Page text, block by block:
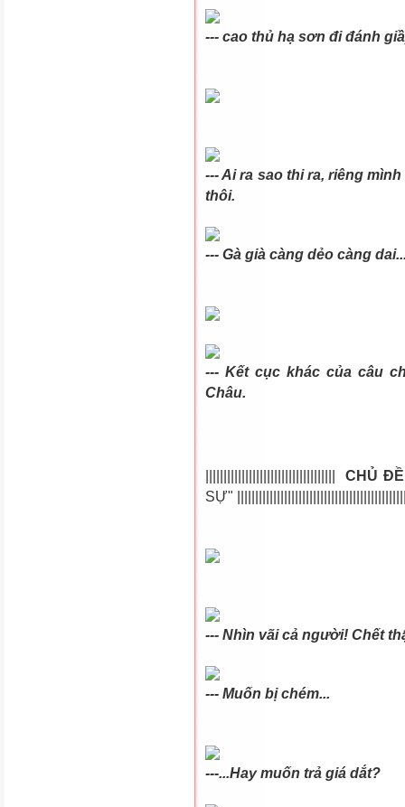
--- cao thủ hạ sơn đi đánh
--- Ai ra sao thi ra, riêng
thôi.
--- Gà già càng dẻo càng
--- Kết cục khác của câu
Châu.
CHỦ
SỰ"
--- Nhìn vãi cả người! Chết
--- Muốn bị chém...
---...Hay muốn trả giá dắt?